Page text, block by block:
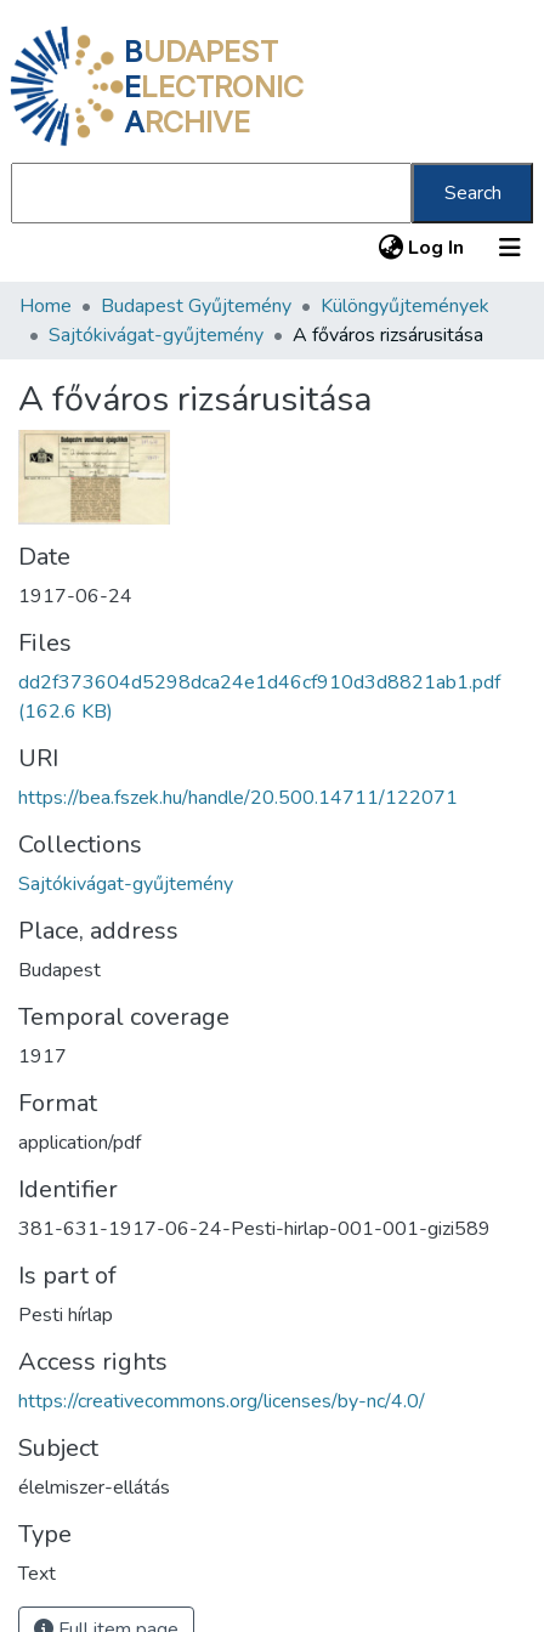
BUDAPEST
ELECTRONIC
ARCHIVE
Search
Log In (current)
Communities & Collections
Statistics
About us
Home Budapest Gyűjtemény
Különgyűjtemények
Sajtókivágat-gyűjtemény
A főváros rizsárusitása
A főváros rizsárusitása
Date
1917-06-24
Files
dd2f373604d5298dca24e1d46cf910d3d8821ab1.pdf
(162.6 KB)
URI
https://bea.fszek.hu/handle/20.500.14711/122071
Collections
Sajtókivágat-gyűjtemény
Place, address
Budapest
Temporal coverage
1917
Format
application/pdf
Identifier
381-631-1917-06-24-Pesti-hirlap-001-001-gizi589
Is part of
Pesti hírlap
Access rights
https://creativecommons.org/licenses/by-nc/4.0/
Subject
élelmiszer-ellátás
Type
Text